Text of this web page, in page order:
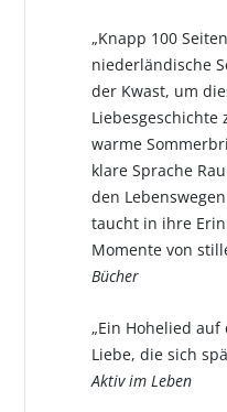
„Knapp 100
niederländische
der Kwast, um
Liebesgeschichte
warme
klare Sprache
den
taucht in ihre
Momente von
Bücher
„Ein Hohelied
Liebe, die sich
Aktiv im Leben